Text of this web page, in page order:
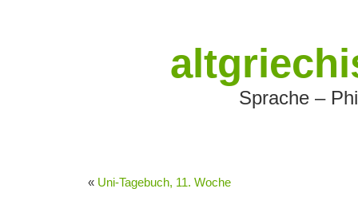
Sprache –
« Uni-Tagebuch, 11. Woche